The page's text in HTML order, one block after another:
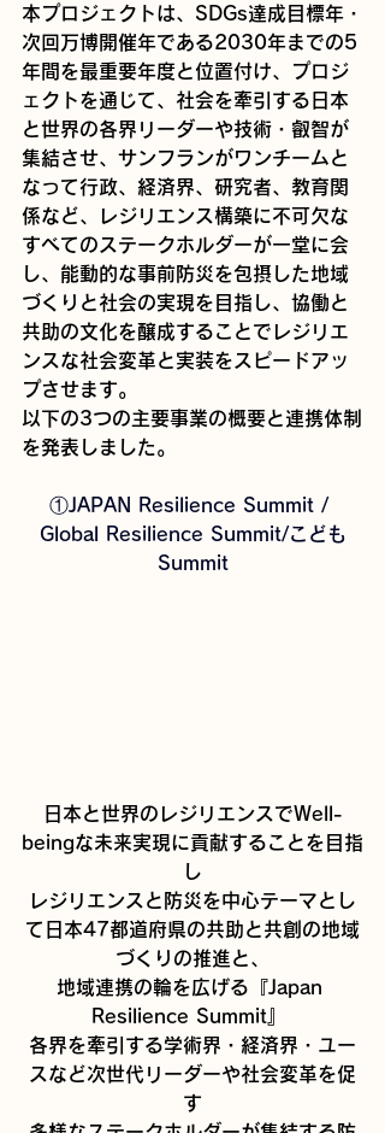
本プロジェクトは、SDGs達成目標年・
次回万博開催年である2030年までの5
年間を最重要年度と位置付け、プロジ
ェクトを通じて、社会を牽引する日本
と世界の各界リーダーや技術・叡智が
集結させ、サンフランがワンチームと
なって行政、経済界、研究者、教育関
係など、レジリエンス構築に不可欠な
すべてのステークホルダーが一堂に会
し、能動的な事前防災を包摂した地域
づくりと社会の実現を目指し、協働と
共助の文化を醸成することでレジリエ
ンスな社会変革と実装をスピードアッ
プさせます。
以下の3つの主要事業の概要と連携体制
を発表しました。
①JAPAN Resilience Summit /
Global Resilience Summit/こども
Summit
日本と世界のレジリエンスでWell-
beingな未来実現に貢献することを目指
し
レジリエンスと防災を中心テーマとし
て日本47都道府県の共助と共創の地域
づくりの推進と、
地域連携の輪を広げる『Japan
Resilience Summit』
各界を牽引する学術界・経済界・ユー
スなど次世代リーダーや社会変革を促
す